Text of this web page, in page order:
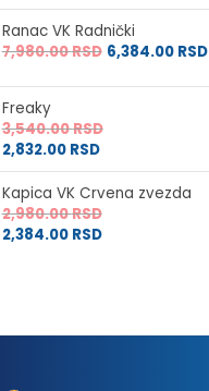
Ranac VK Radnički
7,980.00RSD 6,384.00 RSD
Freaky
3,540.00RSD
2,832.00 RSD
Kapica VK Crvena zvezda
2,980.00RSD
2,384.00 RSD